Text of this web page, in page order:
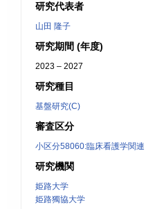
研究代表者
山田 隆子
研究期間 (年度)
2023 – 2027
研究種目
基盤研究(C)
審査区分
小区分58060:臨床看護学関連
研究機関
姫路大学
姫路獨協大学